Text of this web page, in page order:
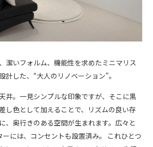
潔いフォルム、機能性を求めたミニマリス
計した、“大人のリノベーション”。
井。一見シンプルな印象ですが、そこに黒
し色として加えることで、リズムの良い存
、奥行きのある空間が生まれます。広々と
には、コンセントも設置済み。 これひとつ